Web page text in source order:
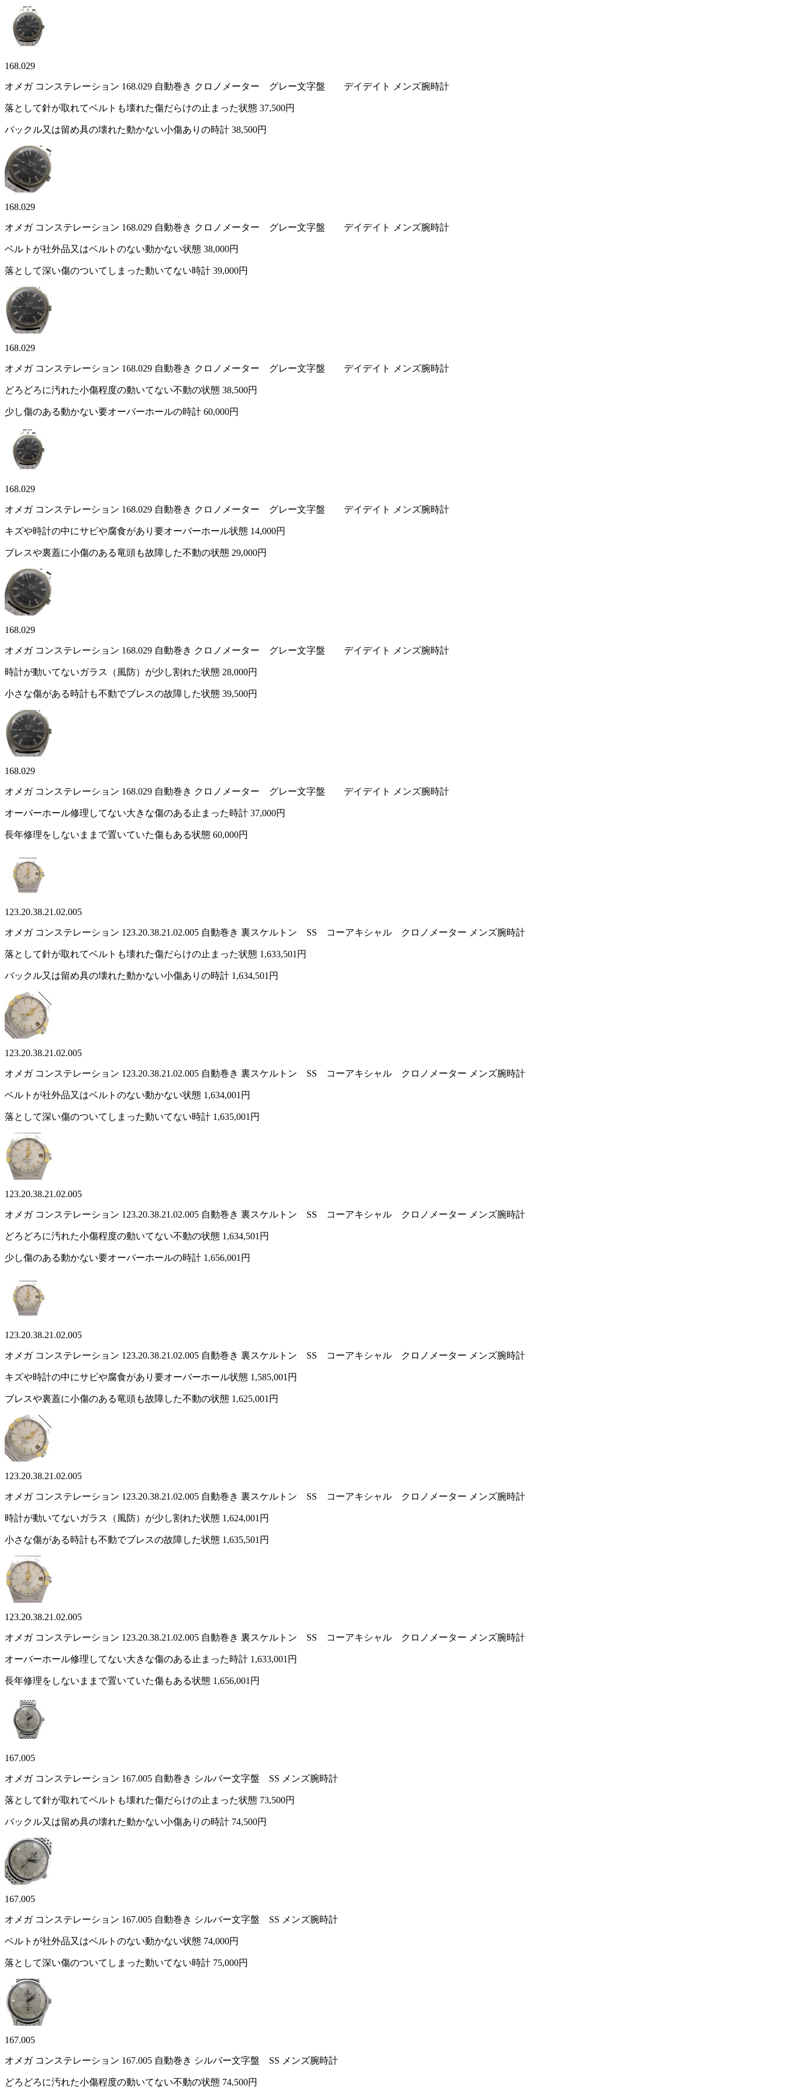
168.029
オメガ コンステレーション 168.029 自動巻き クロノメーター グレー文字盤 デイデイト メンズ腕時計
落として針が取れてベルトも壊れた傷だらけの止まった状態 37,500円
バックル又は留め具の壊れた動かない小傷ありの時計 38,500円
168.029
オメガ コンステレーション 168.029 自動巻き クロノメーター グレー文字盤 デイデイト メンズ腕時計
ベルトが社外品又はベルトのない動かない状態 38,000円
落として深い傷のついてしまった動いてない時計 39,000円
168.029
オメガ コンステレーション 168.029 自動巻き クロノメーター グレー文字盤 デイデイト メンズ腕時計
どろどろに汚れた小傷程度の動いてない不動の状態 38,500円
少し傷のある動かない要オーバーホールの時計 60,000円
168.029
オメガ コンステレーション 168.029 自動巻き クロノメーター グレー文字盤 デイデイト メンズ腕時計
キズや時計の中にサビや腐食があり要オーバーホール状態 14,000円
ブレスや裏蓋に小傷のある竜頭も故障した不動の状態 29,000円
168.029
オメガ コンステレーション 168.029 自動巻き クロノメーター グレー文字盤 デイデイト メンズ腕時計
時計が動いてないガラス（風防）が少し割れた状態 28,000円
小さな傷がある時計も不動でブレスの故障した状態 39,500円
168.029
オメガ コンステレーション 168.029 自動巻き クロノメーター グレー文字盤 デイデイト メンズ腕時計
オーバーホール修理してない大きな傷のある止まった時計 37,000円
長年修理をしないままで置いていた傷もある状態 60,000円
123.20.38.21.02.005
オメガ コンステレーション 123.20.38.21.02.005 自動巻き 裏スケルトン SS コーアキシャル クロノメーター メンズ腕時計
落として針が取れてベルトも壊れた傷だらけの止まった状態 1,633,501円
バックル又は留め具の壊れた動かない小傷ありの時計 1,634,501円
123.20.38.21.02.005
オメガ コンステレーション 123.20.38.21.02.005 自動巻き 裏スケルトン SS コーアキシャル クロノメーター メンズ腕時計
ベルトが社外品又はベルトのない動かない状態 1,634,001円
落として深い傷のついてしまった動いてない時計 1,635,001円
123.20.38.21.02.005
オメガ コンステレーション 123.20.38.21.02.005 自動巻き 裏スケルトン SS コーアキシャル クロノメーター メンズ腕時計
どろどろに汚れた小傷程度の動いてない不動の状態 1,634,501円
少し傷のある動かない要オーバーホールの時計 1,656,001円
123.20.38.21.02.005
オメガ コンステレーション 123.20.38.21.02.005 自動巻き 裏スケルトン SS コーアキシャル クロノメーター メンズ腕時計
キズや時計の中にサビや腐食があり要オーバーホール状態 1,585,001円
ブレスや裏蓋に小傷のある竜頭も故障した不動の状態 1,625,001円
123.20.38.21.02.005
オメガ コンステレーション 123.20.38.21.02.005 自動巻き 裏スケルトン SS コーアキシャル クロノメーター メンズ腕時計
時計が動いてないガラス（風防）が少し割れた状態 1,624,001円
小さな傷がある時計も不動でブレスの故障した状態 1,635,501円
123.20.38.21.02.005
オメガ コンステレーション 123.20.38.21.02.005 自動巻き 裏スケルトン SS コーアキシャル クロノメーター メンズ腕時計
オーバーホール修理してない大きな傷のある止まった時計 1,633,001円
長年修理をしないままで置いていた傷もある状態 1,656,001円
167.005
オメガ コンステレーション 167.005 自動巻き シルバー文字盤 SS メンズ腕時計
落として針が取れてベルトも壊れた傷だらけの止まった状態 73,500円
バックル又は留め具の壊れた動かない小傷ありの時計 74,500円
167.005
オメガ コンステレーション 167.005 自動巻き シルバー文字盤 SS メンズ腕時計
ベルトが社外品又はベルトのない動かない状態 74,000円
落として深い傷のついてしまった動いてない時計 75,000円
167.005
オメガ コンステレーション 167.005 自動巻き シルバー文字盤 SS メンズ腕時計
どろどろに汚れた小傷程度の動いてない不動の状態 74,500円